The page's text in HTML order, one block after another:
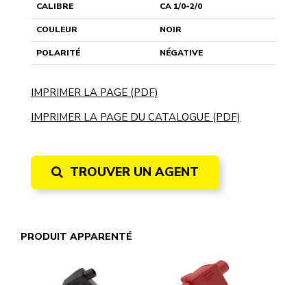
CALIBRE CA 1/0-2/0
COULEUR NOIR
POLARITÉ NÉGATIVE
IMPRIMER LA PAGE (PDF)
IMPRIMER LA PAGE DU CATALOGUE (PDF)
TROUVER UN AGENT
PRODUIT APPARENTÉ